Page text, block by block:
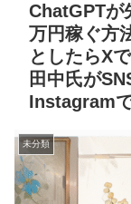
ChatGPTが
万円稼ぐ方
としたらX
田中氏が
Instagram
未分類